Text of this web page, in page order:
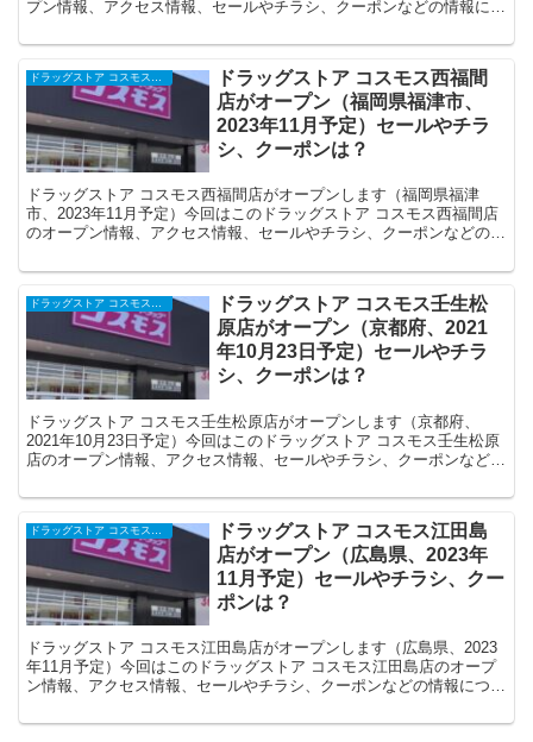
プン情報、アクセス情報、セールやチラシ、クーポンなどの情報につ
ドラッグストア コスモス西福間
店がオープン（福岡県福津市、
2023年11月予定）セールやチラ
シ、クーポンは？
ドラッグストア コスモス西福間店がオープンします（福岡県福津
市、2023年11月予定）今回はこのドラッグストア コスモス西福間店
のオープン情報、アクセス情報、セールやチラシ、クーポンなどの情
ドラッグストア コスモスの開店・オープンセール・閉店、チラシ、キャンペーンなど（2025年）
ドラッグストア コスモス壬生松
原店がオープン（京都府、2021
年10月23日予定）セールやチラ
シ、クーポンは？
ドラッグストア コスモス壬生松原店がオープンします（京都府、
2021年10月23日予定）今回はこのドラッグストア コスモス壬生松原
店のオープン情報、アクセス情報、セールやチラシ、クーポンなどの
ドラッグストア コスモス江田島
店がオープン（広島県、2023年
11月予定）セールやチラシ、クー
ポンは？
ドラッグストア コスモス江田島店がオープンします（広島県、2023
年11月予定）今回はこのドラッグストア コスモス江田島店のオープ
ン情報、アクセス情報、セールやチラシ、クーポンなどの情報につい